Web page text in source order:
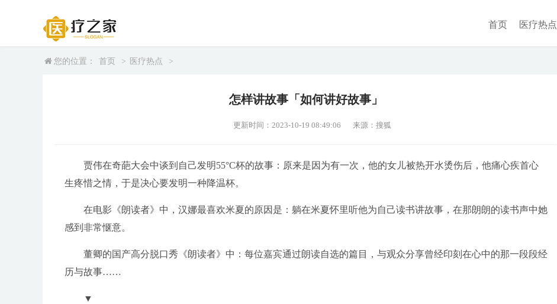
首页 医疗热点
您的位置： 首页 > 医疗热点 >
怎样讲故事「如何讲好故事」
更新时间：2023-10-19 08:49:06 来源：搜狐
贾伟在奇葩大会中谈到自己发明55°C杯的故事：原来是因为有一次，他的女儿被热开水烫伤后，他痛心疾首心
生疼惜之情，于是决心要发明一种降温杯。
在电影《朗读者》中，汉娜最喜欢米夏的原因是：躺在米夏怀里听他为自己读书讲故事，在那朗朗的读书声中她
感到非常惬意。
董卿的国产高分脱口秀《朗读者》中：每位嘉宾通过朗读自选的篇目，与观众分享曾经印刻在心中的那一段段经
历与故事……
▼